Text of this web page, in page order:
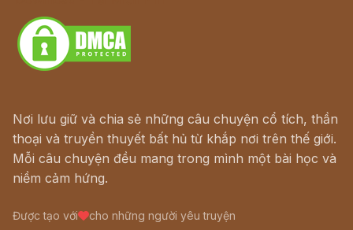
Nơi lưu giữ và chia sẻ những câu chuyện cổ tích, thần
thoại và truyền thuyết bất hủ từ khắp nơi trên thế giới.
Mỗi câu chuyện đều mang trong mình một bài học và
niềm cảm hứng.
Được tạo với cho những người yêu truyện